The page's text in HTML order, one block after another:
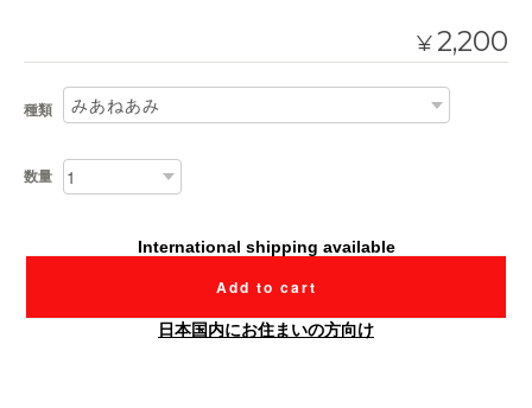
¥2,200
種類
数量
International shipping available
Add to cart
日本国内にお住まいの方向け